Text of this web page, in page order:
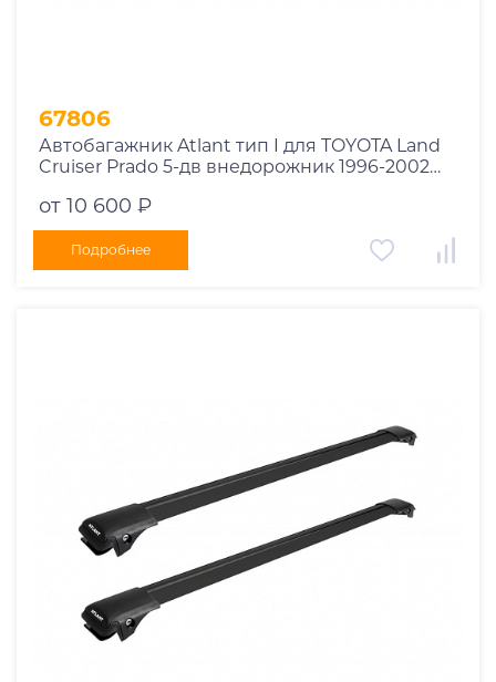
67806
Автобагажник Atlant тип I для TOYOTA Land
Cruiser Prado 5-дв внедорожник 1996-2002
10002+11115+11115
от 10 600 ₽
Подробнее